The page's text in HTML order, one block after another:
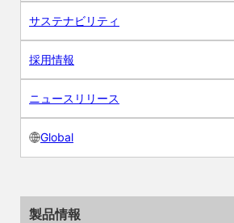
サステナビリティ
採用情報
ニュースリリース
Global
製品情報